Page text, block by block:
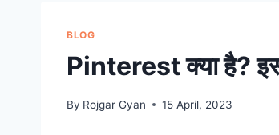
BLOG
Pinterest क्या है?
By Rojgar Gyan 15 April, 2023